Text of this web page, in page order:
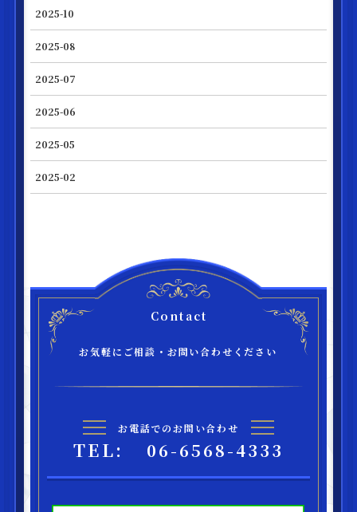
2025-10
2025-08
2025-07
2025-06
2025-05
2025-02
Contact
お気軽にご相談・お問い合わせください
お電話でのお問い合わせ
TEL: 06-6568-4333